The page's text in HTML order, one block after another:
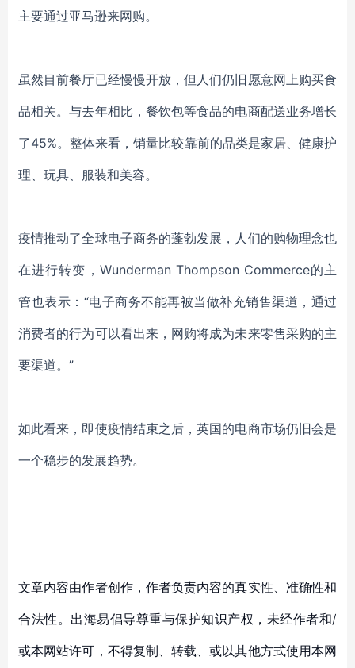
主要通过亚马逊来网购。
虽然目前餐厅已经慢慢开放，但人们仍旧愿意网上购买食
品相关。与去年相比，餐饮包等食品的电商配送业务增长
了45%。整体来看，销量比较靠前的品类是家居、健康护
理、玩具、服装和美容。
疫情推动了全球电子商务的蓬勃发展，人们的购物理念也
在进行转变， Wunderman Thompson Commerce的主
管也表示：“电子商务不能再被当做补充销售渠道，通过
消费者的行为可以看出来，网购将成为未来零售采购的主
要渠道。”
如此看来，即使疫情结束之后，英国的电商市场仍旧会是
一个稳步的发展趋势。
文章内容由作者创作，作者负责内容的真实性、准确性和
合法性。出海易倡导尊重与保护知识产权，未经作者和/
或本网站许可，不得复制、转载、或以其他方式使用本网